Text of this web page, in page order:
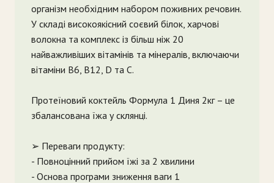
організм необхідним набором поживних речовин.
У складі високоякісний соєвий білок, харчові
волокна та комплекс із більш ніж 20
найважливіших вітамінів та мінералів, включаючи
вітаміни B6, B12, D та C.
Протеїновий коктейль Формула 1 Диня 2кг – це
збалансована їжа у склянці.
➢ Переваги продукту:
- Повноцінний прийом їжі за 2 хвилини
- Основа програми зниження ваги 1